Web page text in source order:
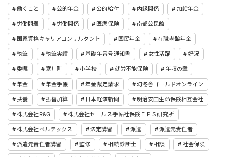
働くこと 公的年金 公的給付 内縁関係 加給年金
労働問題 労働関係 医療保険 南部公民館
国家資格キャリアコンサルタント 国民年金 在職老齢年金
執筆 執筆実績 基礎年番号通知書 女性活躍 好況
委嘱 寒川町 小学校 就労不能保険 年収の壁
年金 年金手帳 年金裁定請求 幻冬舎ゴールドオンライン
扶養 振替加算 日本経済新聞 明治安田生命保険相互会社
株式会社R&G 株式会社セールス手帖社保険ＦＰＳ研究所
株式会社ベルテックス 法定講習 派遣 派遣元責任者
派遣元責任者講習 監修 相続診断士 相談 社会保険